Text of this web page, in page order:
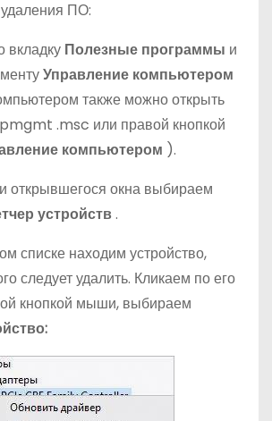
ПО:
вкладку Полезные программы и
Управление компьютером
также можно открыть
.msc или правой кнопкой
компьютером ).
открывшегося окна выбираем
устройств.
списке находим устройство,
следует удалить. Кликаем по его
кнопкой мыши, выбираем